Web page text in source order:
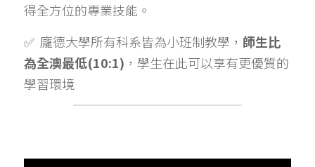
得全方位的專業技能。
✅  龐德大學所有科系皆為小班制教學， 師生比
為全澳最低(10:1) ，學生在此可以享有更優質的
學習環境